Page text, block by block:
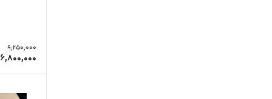
9,250,000
6,800,000